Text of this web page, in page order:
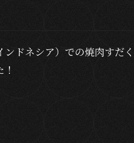
ンドネシア）での焼肉すだ